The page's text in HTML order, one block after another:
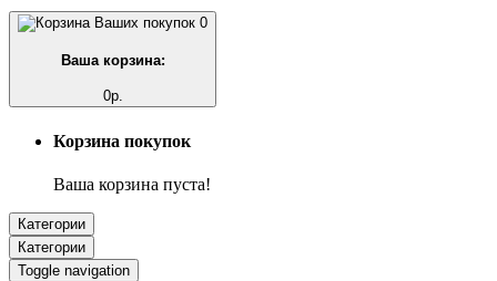
0
Ваша корзина:
0р.
Корзина покупок
Ваша корзина пуста!
Категории
Категории
Toggle navigation